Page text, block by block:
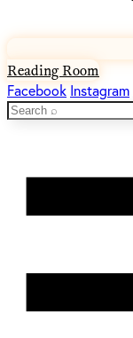
Reading Room
Facebook Instagram